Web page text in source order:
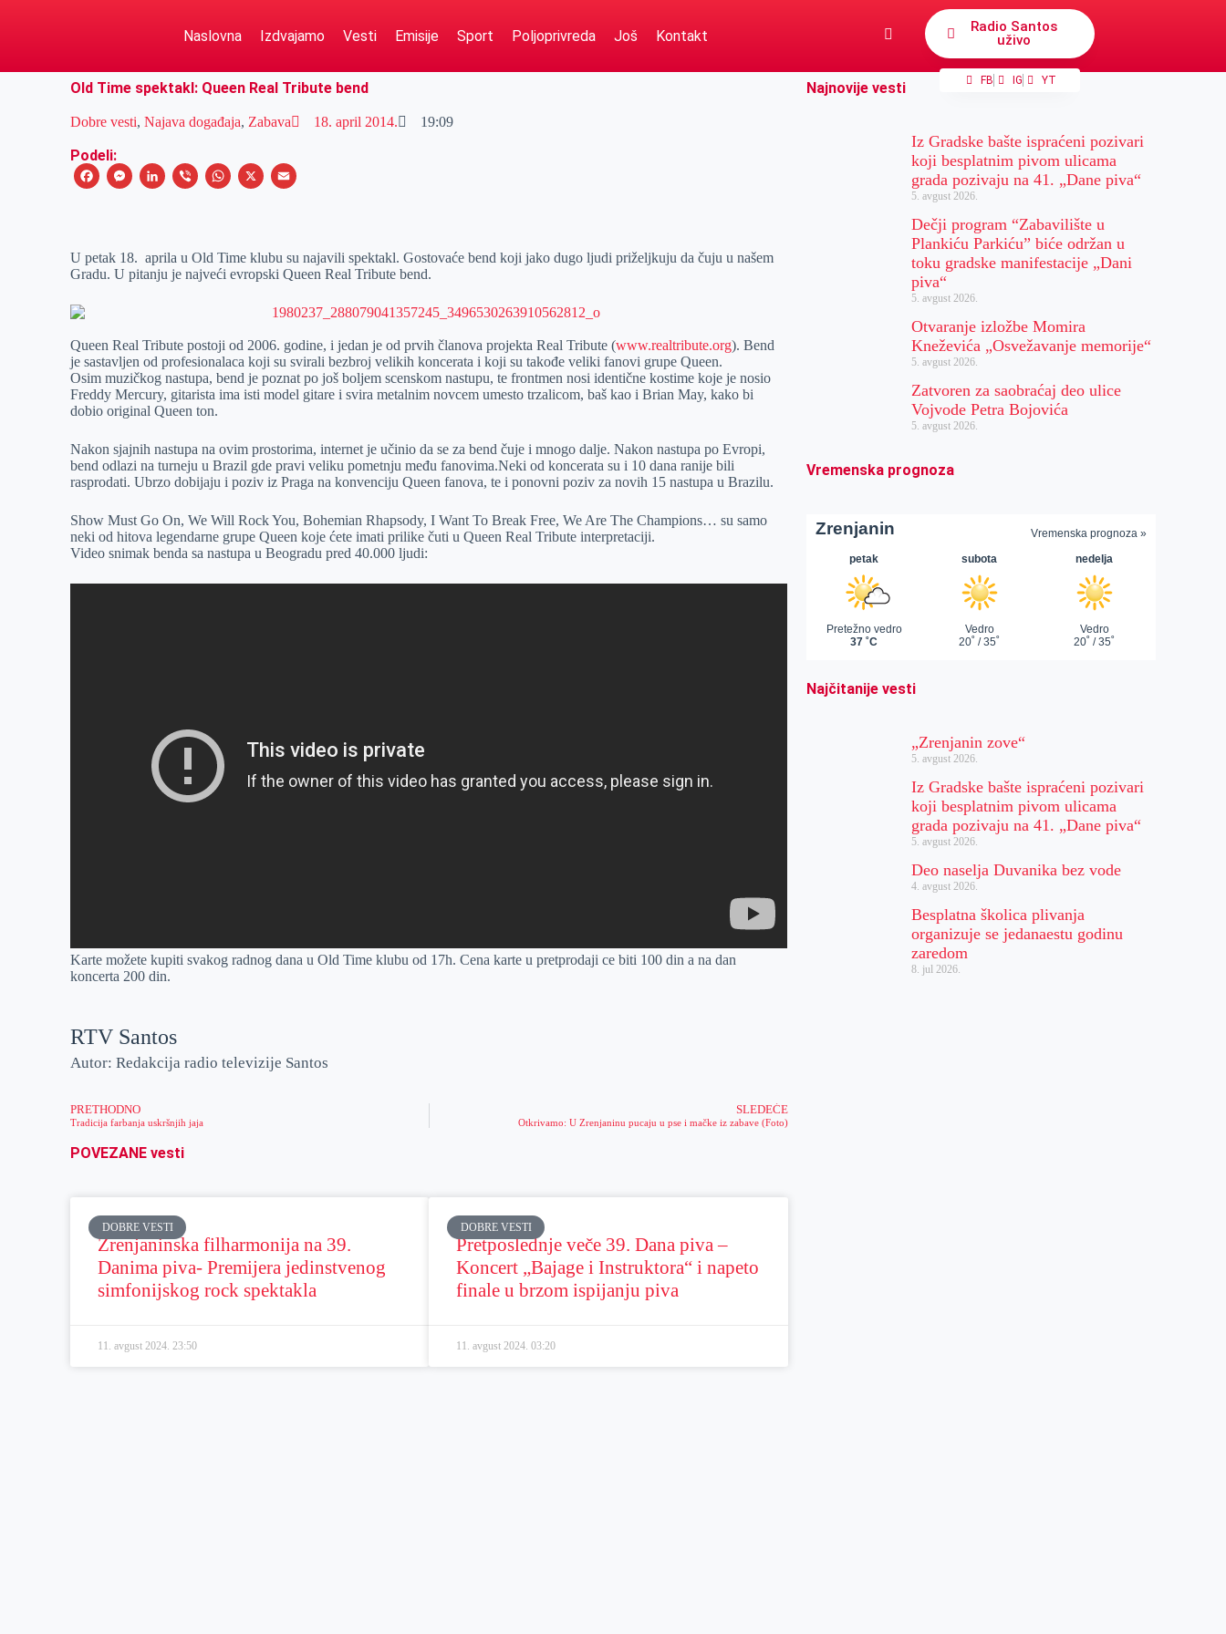
Naslovna Izdvajamo Vesti Emisije Sport Poljoprivreda Još Kontakt
Radio Santos
uživo
FB IG YT
Old Time spektakl: Queen Real Tribute bend
Dobre vesti,Najava događaja, Zabava 18. april 2014. 19:09
Podeli:
F
e
b
k
M
s
e
e
r
L
k
e
n
V
e
r
W
t
s
p
X
i
l
U petak 18. aprila u Old Time klubu su najavili spektakl. Gostovaće bend koji jako dugo ljudi priželjkuju da čuju u našem
Gradu. U pitanju je najveći evropski Queen Real Tribute bend.
Queen Real Tribute postoji od 2006. godine, i jedan je od prvih članova projekta Real Tribute (www.realtribute.org). Bend
je sastavljen od profesionalaca koji su svirali bezbroj velikih koncerata i koji su takođe veliki fanovi grupe Queen.
Osim muzičkog nastupa, bend je poznat po još boljem scenskom nastupu, te frontmen nosi identične kostime koje je nosio
Freddy Mercury, gitarista ima isti model gitare i svira metalnim novcem umesto trzalicom, baš kao i Brian May, kako bi
dobio original Queen ton.
Nakon sjajnih nastupa na ovim prostorima, internet je učinio da se za bend čuje i mnogo dalje. Nakon nastupa po Evropi,
bend odlazi na turneju u Brazil gde pravi veliku pometnju među fanovima.Neki od koncerata su i 10 dana ranije bili
rasprodati. Ubrzo dobijaju i poziv iz Praga na konvenciju Queen fanova, te i ponovni poziv za novih 15 nastupa u Brazilu.
Show Must Go On, We Will Rock You, Bohemian Rhapsody, I Want To Break Free, We Are The Champions… su samo
neki od hitova legendarne grupe Queen koje ćete imati prilike čuti u Queen Real Tribute interpretaciji.
Video snimak benda sa nastupa u Beogradu pred 40.000 ljudi:
Karte možete kupiti svakog radnog dana u Old Time klubu od 17h. Cena karte u pretprodaji ce biti 100 din a na dan
koncerta 200 din.
RTV Santos
Autor: Redakcija radio televizije Santos
PRETHODNO
Tradicija farbanja uskršnjih jaja
SLEDEĆE
Otkrivamo: U Zrenjaninu pucaju u pse i mačke iz zabave (Foto)
POVEZANE vesti
DOBRE VESTI
Zrenjaninska filharmonija na 39.
Danima piva- Premijera jedinstvenog
simfonijskog rock spektakla
11. avgust 2024. 23:50
DOBRE VESTI
Pretposlednje veče 39. Dana piva –
Koncert „Bajage i Instruktora“ i napeto
finale u brzom ispijanju piva
11. avgust 2024.03:20
Najnovije vesti
Iz Gradske bašte ispraćeni pozivari
koji besplatnim pivom ulicama
grada pozivaju na 41. „Dane piva“
5. avgust 2026.
Dečji program “Zabavilište u
Plankiću Parkiću” biće održan u
toku gradske manifestacije „Dani
piva“
5. avgust 2026.
Otvaranje izložbe Momira
Kneževića „Osvežavanje memorije“
5. avgust 2026.
Zatvoren za saobraćaj deo ulice
Vojvode Petra Bojovića
5. avgust 2026.
Vremenska prognoza
Najčitanije vesti
„Zrenjanin zove“
5. avgust 2026.
Iz Gradske bašte ispraćeni pozivari
koji besplatnim pivom ulicama
grada pozivaju na 41. „Dane piva“
5. avgust 2026.
Deo naselja Duvanika bez vode
4. avgust 2026.
Besplatna školica plivanja
organizuje se jedanaestu godinu
zaredom
8. jul 2026.